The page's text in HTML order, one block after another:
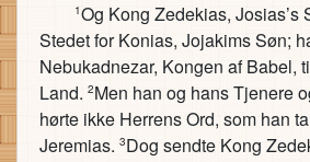
1Og Kong Zedekias, Josias’s
Stedet for Konias, Jojakims Søn;
Nebukadnezar, Kongen af Babel,
Land. 2Men han og hans Tjenere
hørte ikke Herrens Ord, som han
Jeremias. 3Dog sendte Kong